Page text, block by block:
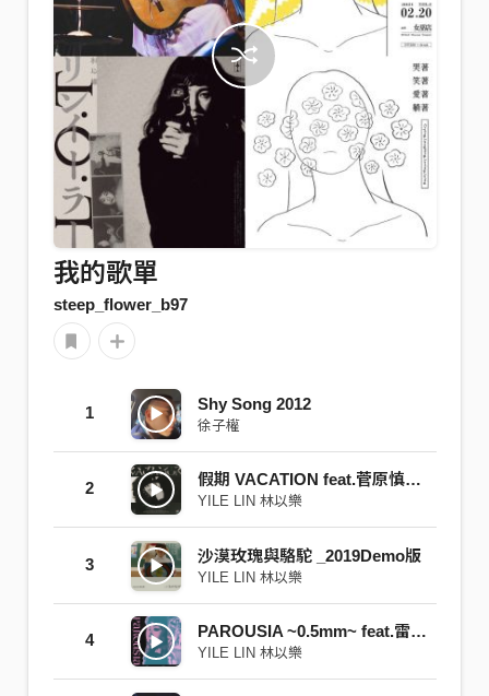
我的歌單
steep_flower_b97
1 Shy Song 2012
徐子權
2 假期 VACATION feat.菅原慎一.凌元耕
YILE LIN 林以樂
3 沙漠玫瑰與駱駝 _2019Demo版
YILE LIN 林以樂
4 PAROUSIA ~0.5mm~ feat.雷擎 L8ching
YILE LIN 林以樂